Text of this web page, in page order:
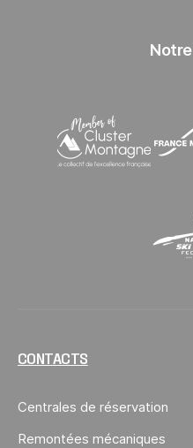
Cluster
CONTACTS
Centrales de réservation
Remontées mécaniques